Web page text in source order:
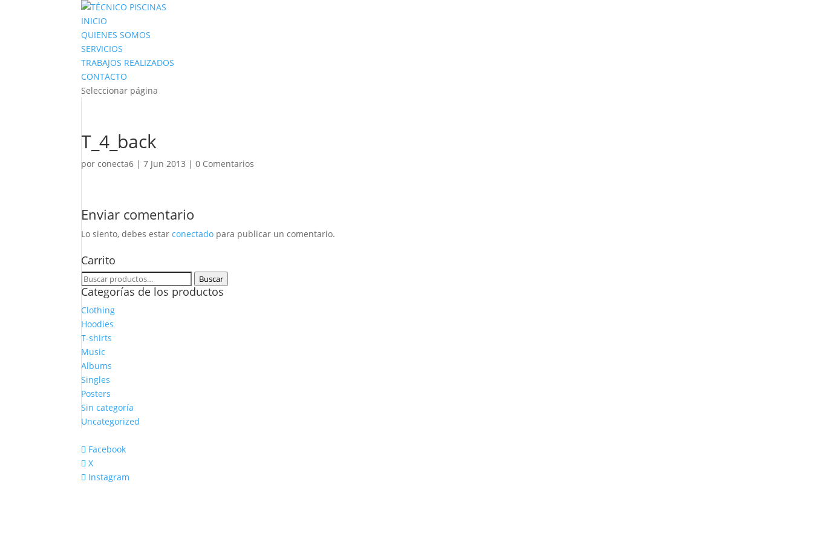
INICIO
QUIENES SOMOS
SERVICIOS
TRABAJOS REALIZADOS
CONTACTO
Seleccionar página
T_4_back
porconecta6 |7 Jun 2013 |0 Comentarios
Enviar comentario
Lo siento, debes estarconectado para publicar un comentario.
Carrito
Buscar
por:
Buscar
Categorías de los productos
Clothing
Hoodies
T-shirts
Music
Albums
Singles
Posters
Sin categoría
Uncategorized
Facebook
X
Instagram